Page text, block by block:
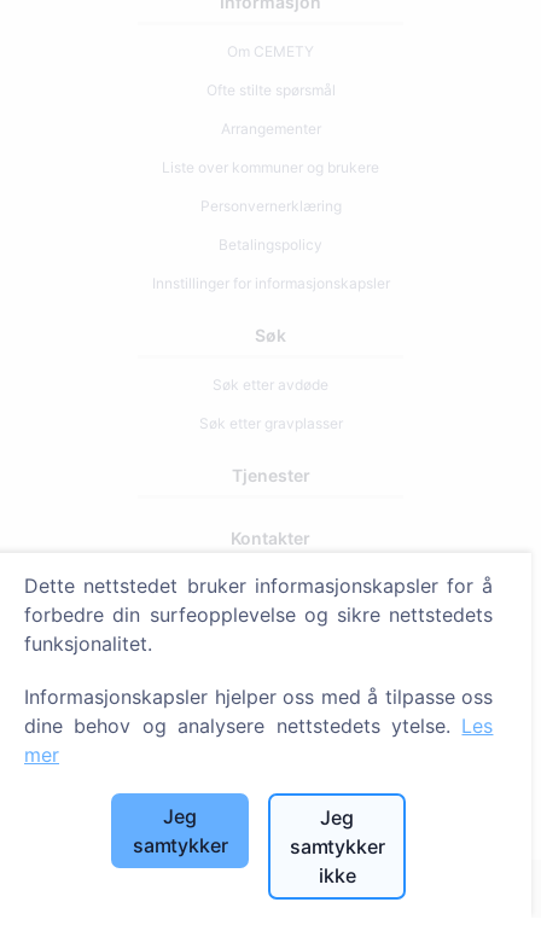
Om CEMETY
Ofte stilte spørsmål
Arrangementer
Liste over kommuner og brukere
Personvernerklæring
Betalingspolicy
Innstillinger for informasjonskapsler
Søk
Søk etter avdøde
Søk etter gravplasser
Tjenester
Kontakter
SIA "CEMETY", LV40103618951
371 29144816
Vi opererer over hele landet!
© 2013 - 2026 Cemety Alle rettigheter forbeholdt
Personvern og vilkår.
Dette nettstedet bruker informasjonskapsler for å
forbedre din surfeopplevelse og sikre nettstedets
funksjonalitet.
Informasjonskapsler hjelper oss med å tilpasse oss
dine behov og analysere nettstedets ytelse. Les
mer
Jeg
samtykker
Jeg
samtykker
ikke